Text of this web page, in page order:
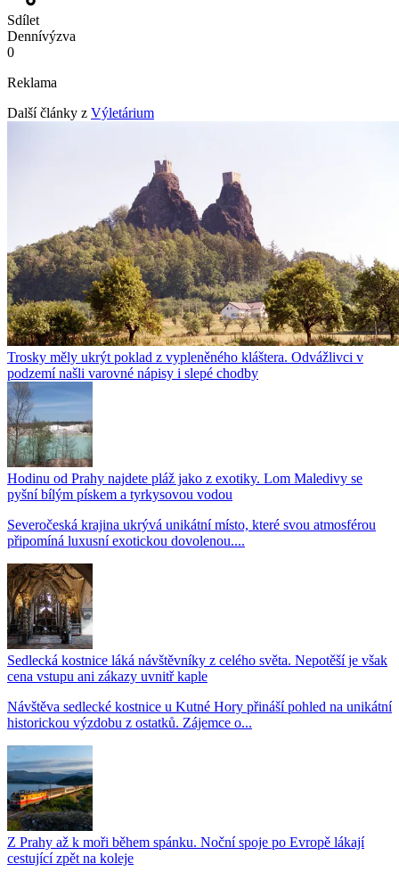
Sdílet
Dennívýzva
0
Reklama
Další články z Výletárium
Trosky měly ukrýt poklad z vypleněného kláštera. Odvážlivci v
podzemí našli varovné nápisy i slepé chodby
Hodinu od Prahy najdete pláž jako z exotiky. Lom Maledivy se
pyšní bílým pískem a tyrkysovou vodou
Severočeská krajina ukrývá unikátní místo, které svou atmosférou
připomíná luxusní exotickou dovolenou....
Sedlecká kostnice láká návštěvníky z celého světa. Nepotěší je však
cena vstupu ani zákazy uvnitř kaple
Návštěva sedlecké kostnice u Kutné Hory přináší pohled na unikátní
historickou výzdobu z ostatků. Zájemce o...
Z Prahy až k moři během spánku. Noční spoje po Evropě lákají
cestující zpět na koleje